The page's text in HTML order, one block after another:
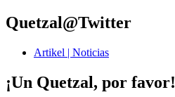
Quetzal@Twitter
Artikel | Noticias
¡Un Quetzal, por favor!